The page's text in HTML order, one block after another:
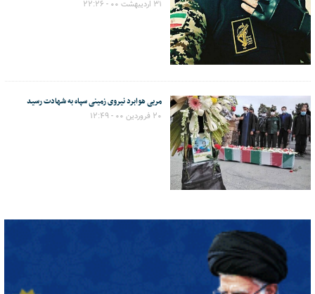
۳۱ اردیبهشت ۰۰ - ۲۲:۲۶
مربی هوابرد نیروی زمینی سپاه به شهادت رسید
۲۰ فروردین ۰۰ - ۱۲:۴۹